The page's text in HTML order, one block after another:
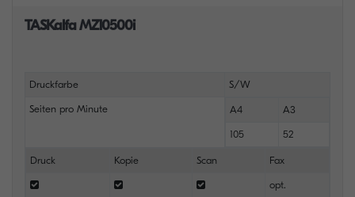
TASKalfa MZ10500i
Druckfarbe S/W
Seiten pro Minute A4 A3
105 52
Druck Kopie Scan Fax
opt.